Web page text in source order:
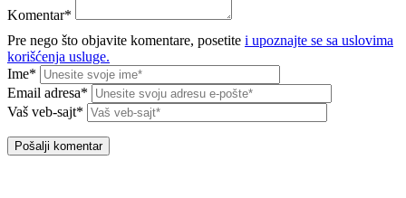
Komentar*
Pre nego što objavite komentare, posetite i upoznajte se sa uslovima
korišćenja usluge.
Ime*
Email adresa*
Vaš veb-sajt*